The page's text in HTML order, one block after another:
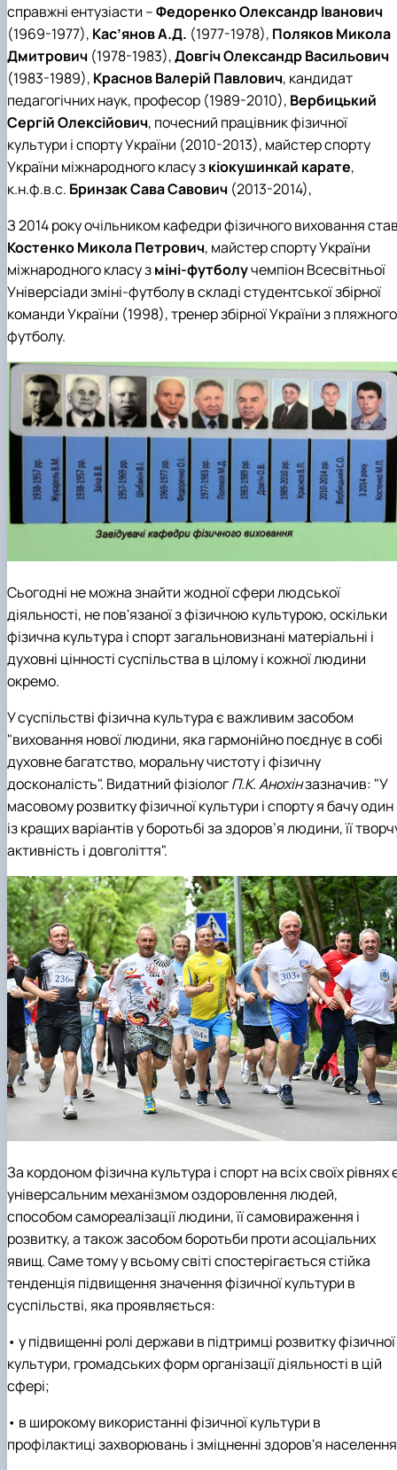
справжні ентузіасти –Федоренко Олександр Іванович
(1969-1977), Кас’янов А.Д. (1977-1978), Поляков Микола
Дмитрович (1978-1983),Довгіч Олександр Васильович
(1983-1989), Краснов Валерій Павлович, кандидат
педагогічних наук, професор (1989-2010), Вербицький
Сергій Олексійович, почесний працівник фізичної
культури і спорту України (2010-2013), майстер спорту
України міжнародного класу зкіокушинкай карате,
к.н.ф.в.с. Бринзак Сава Савович (2013-2014),
З 2014 року очільником кафедри фізичного виховання
Костенко Микола Петрович, майстер спорту України
міжнародного класу зміні-футболучемпіон Всесвітньої
Універсіади зміні-футболу в складі студентської збірної
команди України (1998), тренер збірної України з пляжного
футболу.
Сьогодні не можна знайти жодної сфери людської
діяльності, не пов'язаної з фізичною культурою, оскільки
фізична культура і спорт загальновизнані матеріальні і
духовні цінності суспільства в цілому і кожної людини
окремо.
У суспільстві фізична культура є важливим засобом
"виховання нової людини, яка гармонійно поєднує в собі
духовне багатство, моральну чистоту і фізичну
досконалість". Видатний фізіологП.К. Анохінзазначив: "У
масовому розвитку фізичної культури і спорту я бачу один
із кращих варіантів у боротьбі за здоров’я людини, її
активність і довголіття".
За кордоном фізична культура і спорт на всіх своїх рівнях
універсальним механізмом оздоровлення людей,
способом самореалізації людини, її самовираження і
розвитку, а також засобом боротьби проти асоціальних
явищ. Саме тому у всьому світі спостерігається стійка
тенденція підвищення значення фізичної культури в
суспільстві, яка проявляється:
• у підвищенні ролі держави в підтримці розвитку фізичної
культури, громадських форм організації діяльності в цій
сфері;
• в широкому використанні фізичної культури в
профілактиці захворювань і зміцненні здоров'я